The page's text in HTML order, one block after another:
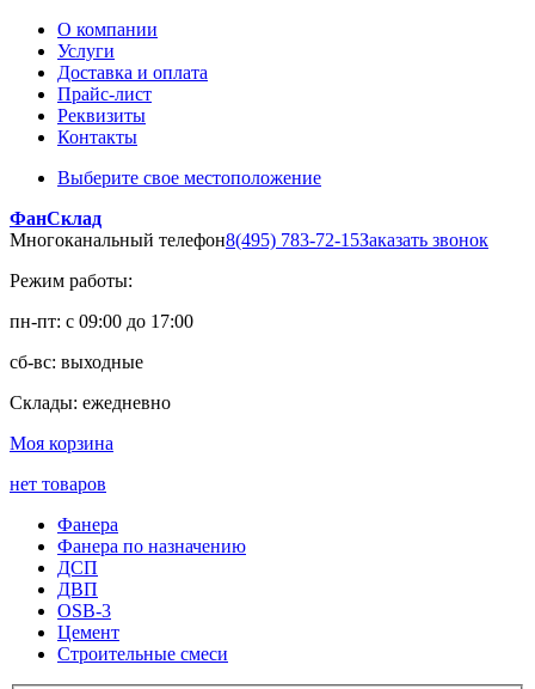
О компании
Услуги
Доставка и оплата
Прайс-лист
Реквизиты
Контакты
Выберите свое местоположение
ФанСклад
Многоканальный телефон8(495) 783-72-15Заказать звонок
Режим работы:
пн-пт: с 09:00 до 17:00
сб-вс: выходные
Склады: ежедневно
Моя корзина
нет товаров
Фанера
Фанера по назначению
ДСП
ДВП
OSB-3
Цемент
Строительные смеси